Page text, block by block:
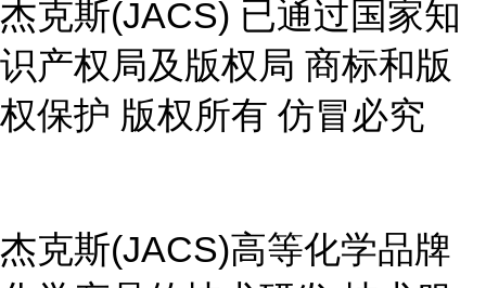
杰克斯(JACS) 已通过国家知
识产权局及版权局 商标和版
权保护 版权所有 仿冒必究
杰克斯(JACS)高等化学品牌